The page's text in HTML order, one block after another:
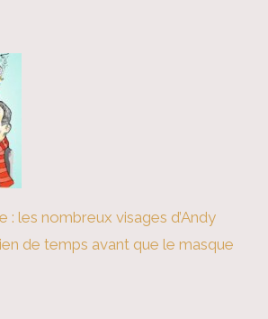
: les nombreux visages d’Andy
de temps avant que le masque